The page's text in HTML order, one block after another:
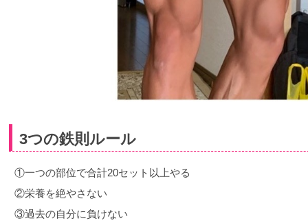
3つの鉄則ルール
①一つの部位で合計20セット以上やる
②栄養を絶やさない
③過去の自分に負けない